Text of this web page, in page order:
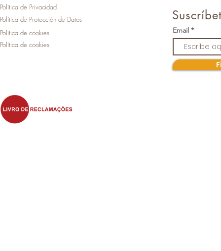
Política de Privacidad
Política de Protección de Datos
Política de cookies
Política de cookies
Email